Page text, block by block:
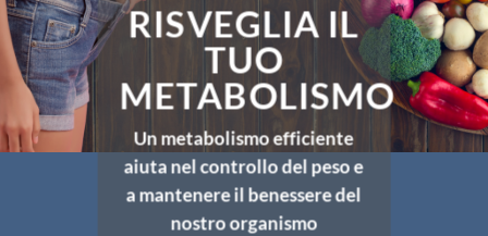
RISVEGLIA IL
TUO
METABOLISMO
Un metabolismo efficiente
aiuta nel controllo del peso e
a mantenere il benessere del
nostro organismo